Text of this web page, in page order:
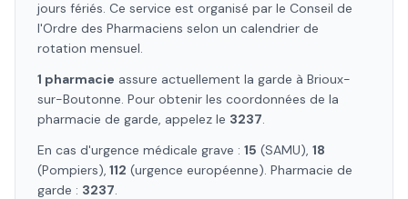
jours fériés. Ce service est organisé par le Conseil de
l'Ordre des Pharmaciens selon un calendrier de
rotation mensuel.
1 pharmacie assure actuellement la garde à Brioux-
sur-Boutonne. Pour obtenir les coordonnées de la
pharmacie de garde, appelez le 3237.
En cas d'urgence médicale grave : 15 (SAMU), 18
(Pompiers), 112 (urgence européenne). Pharmacie de
garde : 3237.